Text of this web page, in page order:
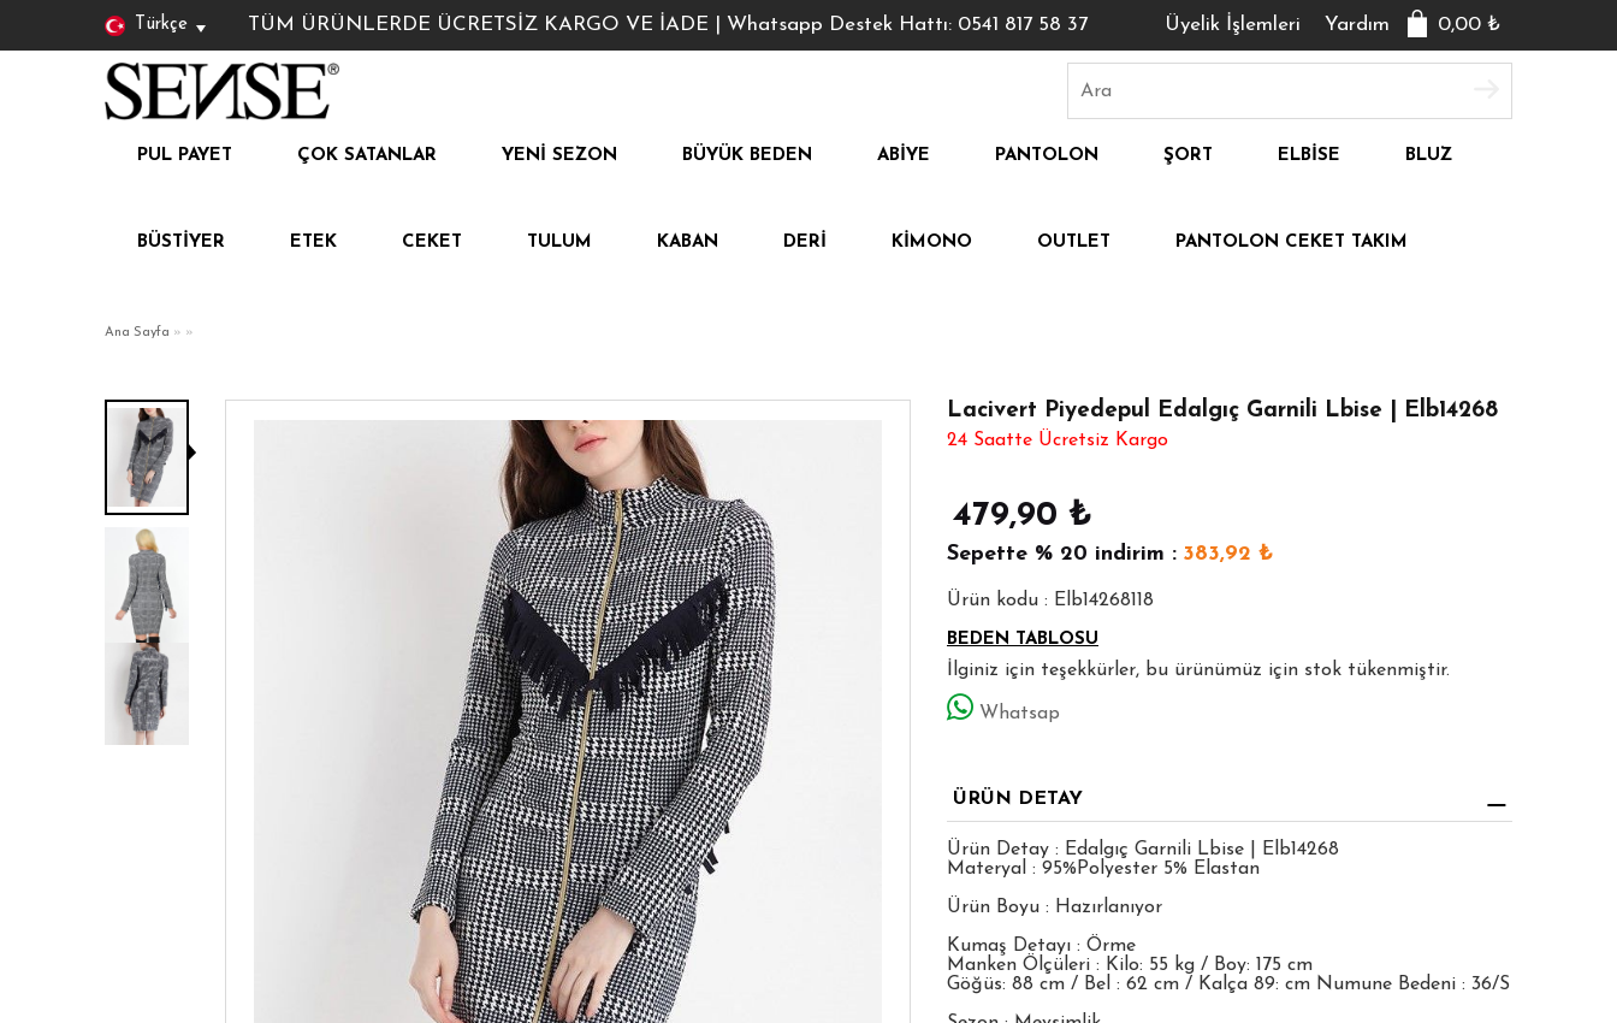
Türkçe TÜM ÜRÜNLERDE ÜCRETSİZ KARGO VE İADE | Whatsapp Destek Hattı: 0541 817 58 37 0,00 ₺
Yardım
Üyelik İşlemleri
PUL PAYET ÇOK SATANLAR YENI SEZON BÜYÜK BEDEN ABIYE PANTOLON ŞORT ELBISE BLUZ
BÜSTIYER ETEK CEKET TULUM KABAN DERI KIMONO OUTLET PANTOLON CEKET TAKIM
Ana Sayfa » »
Lacivert Piyedepul Edalgıç Garnili Lbise | Elb14268
24 Saatte Ücretsiz Kargo
479,90 ₺
Sepette % 20 indirim : 383,92 ₺
Ürün kodu : Elb14268118
BEDEN TABLOSU
İlginiz için teşekkürler, bu ürünümüz için stok tükenmiştir.
Whatsap
ÜRÜN DETAY
Ürün Detay : Edalgıç Garnili Lbise | Elb14268
Materyal : 95%Polyester 5% Elastan
Ürün Boyu : Hazırlanıyor
Kumaş Detayı : Örme
Manken Ölçüleri : Kilo: 55 kg / Boy: 175 cm
Göğüs: 88 cm / Bel : 62 cm / Kalça 89: cm Numune Bedeni : 36/S